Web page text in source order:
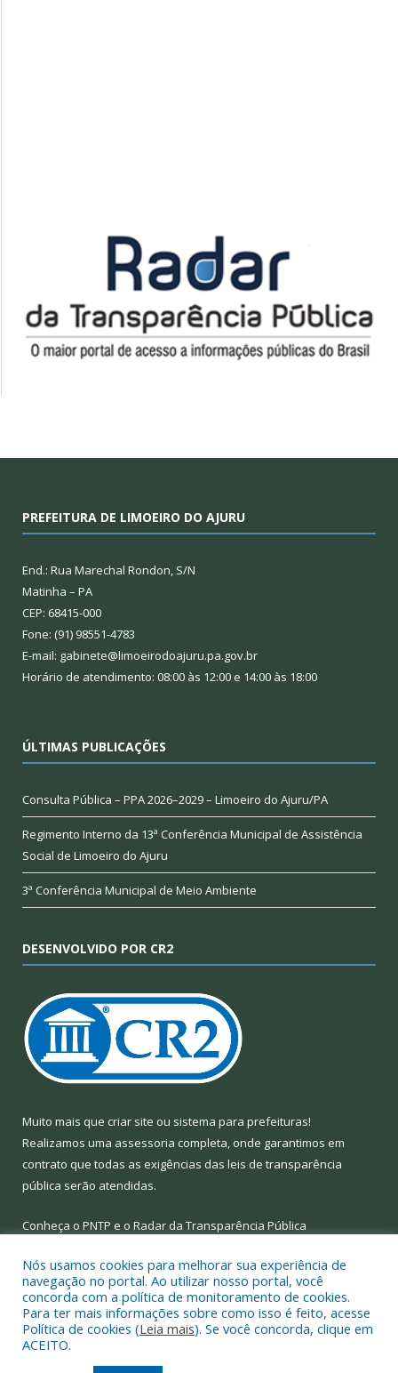
PREFEITURA DE LIMOEIRO DO AJURU
End.: Rua Marechal Rondon, S/N
Matinha – PA
CEP: 68415-000
Fone: (91) 98551-4783
E-mail: gabinete@limoeirodoajuru.pa.gov.br
Horário de atendimento: 08:00 às 12:00 e 14:00 às 18:00
ÚLTIMAS PUBLICAÇÕES
Consulta Pública – PPA 2026–2029 – Limoeiro do Ajuru/PA
Regimento Interno da 13ª Conferência Municipal de Assistência
Social de Limoeiro do Ajuru
3ª Conferência Municipal de Meio Ambiente
DESENVOLVIDO POR CR2
Muito mais que criar site ou sistema para prefeituras!
Realizamos uma assessoria completa, onde garantimos em
contrato que todas as exigências das leis de transparência
pública serão atendidas.
Conheça o PNTP e o Radar da Transparência Pública
Todos os direitos reservados a Prefeitura Municipal de Limoeiro
do Ajuru.
Nós usamos cookies para melhorar sua experiência de
navegação no portal. Ao utilizar nosso portal, você
concorda com a política de monitoramento de cookies.
Para ter mais informações sobre como isso é feito, acesse
Política de cookies (Leia mais). Se você concorda, clique em
ACEITO.